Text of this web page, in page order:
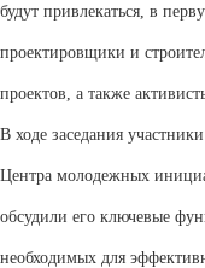
будут привлекаться , в
проектировщики и
проектов , а также
В ходе заседания у
Центра молодежных
обсудили его ключевые
необходимых для